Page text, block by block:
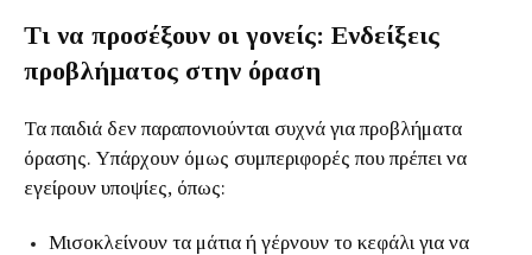
Τι να προσέξουν οι γονείς: Ενδείξεις
προβλήματος στην όραση
Τα παιδιά δεν παραπονιούνται συχνά για προβλήματα
όρασης. Υπάρχουν όμως συμπεριφορές που πρέπει να
εγείρουν υποψίες, όπως:
Μισοκλείνουν τα μάτια ή γέρνουν το κεφάλι για να